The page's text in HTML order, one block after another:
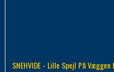
SNEHVIDE - Lille Spejl På Væggen